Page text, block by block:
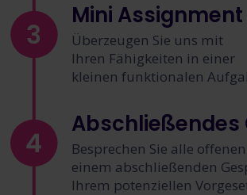
Mini Assignment
Überzeugen Sie uns mit
Ihren Fähigkeiten in einer
kleinen funktionalen
Abschließendes
Besprechen Sie alle
einem abschließenden
Ihrem potenziellen